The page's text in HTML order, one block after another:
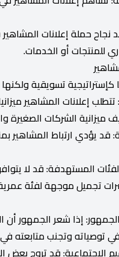
نجاح حملة إعلانات
للمنتجات أو الخدمات.
كإستراتيجية تسويقية
إعلانات المشاهير
ميزانية الشركات
قد يؤدي ارتباط
المستهدفة: قد لا
تجميل موجهة لفئة عمرية
إذا شعر الجمهور
توصياته وتجنب متابعته
الاجتماعية: قد تروج بعض